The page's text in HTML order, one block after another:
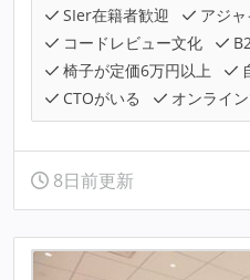
SIer在籍者歓迎
アジ
コードレビュー文化
椅子が定価6万円以上
CTOがいる
オンライ
8日前更新